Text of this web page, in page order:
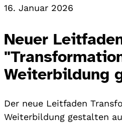
16. Januar 2026
Neuer
Weiterbildung
Der neue Leitfaden
Weiterbildung gestalten